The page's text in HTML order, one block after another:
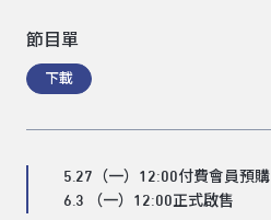
節目單
下載
5.27（一）12:00付費會員預購
6.3 （一）12:00正式啟售